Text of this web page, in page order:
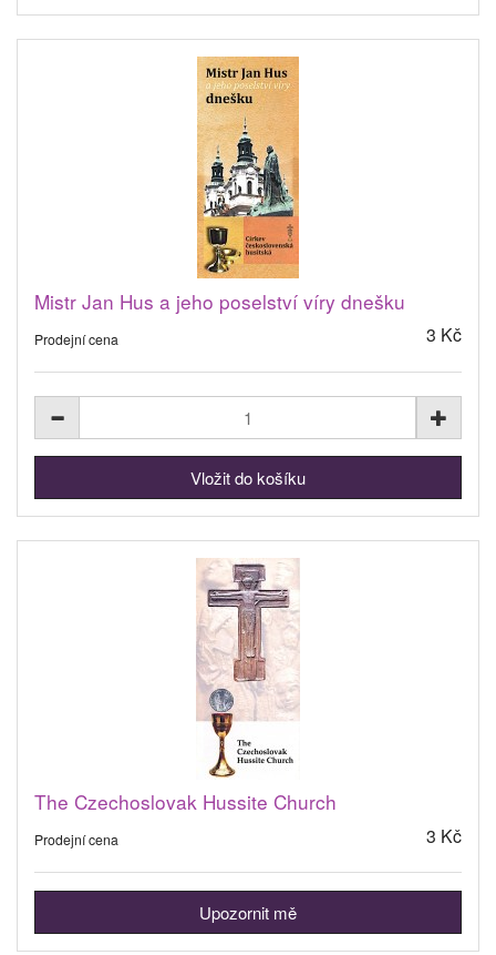
Mistr Jan Hus a jeho poselství víry dnešku
Prodejní cena 3 Kč
The Czechoslovak Hussite Church
Prodejní cena 3 Kč
Upozornit mě